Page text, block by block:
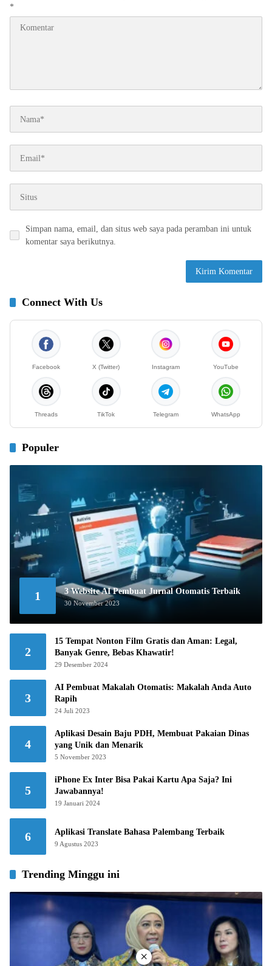
*
Simpan nama, email, dan situs web saya pada peramban ini untuk
komentar saya berikutnya.
Connect With Us
Facebook X (Twitter) Instagram YouTube
Threads TikTok Telegram WhatsApp
Populer
1 3 Website AI Pembuat Jurnal Otomatis Terbaik
30 November 2023
2
15 Tempat Nonton Film Gratis dan Aman: Legal,
Banyak Genre, Bebas Khawatir!
29 Desember 2024
3
AI Pembuat Makalah Otomatis: Makalah Anda Auto
Rapih
24 Juli 2023
4
Aplikasi Desain Baju PDH, Membuat Pakaian Dinas
yang Unik dan Menarik
5 November 2023
5
iPhone Ex Inter Bisa Pakai Kartu Apa Saja? Ini
Jawabannya!
19 Januari 2024
6 Aplikasi Translate Bahasa Palembang Terbaik
9 Agustus 2023
Trending Minggu ini
×